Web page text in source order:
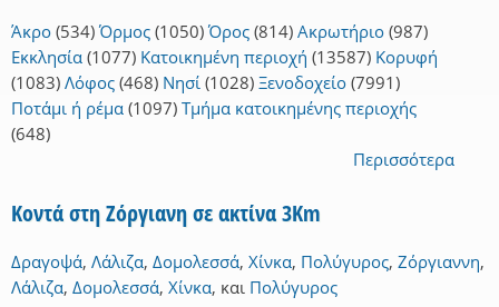
Άκρο (534) Όρμος (1050) Όρος (814) Ακρωτήριο (987)
Εκκλησία (1077) Κατοικημένη περιοχή (13587) Κορυφή
(1083) Λόφος (468) Νησί (1028) Ξενοδοχείο (7991)
Ποτάμι ή ρέμα (1097) Τμήμα κατοικημένης περιοχής
(648)
Περισσότερα
Κοντά στη Ζόργιανη σε ακτίνα 3Km
Δραγοψά, Λάλιζα, Δομολεσσά, Χίνκα, Πολύγυρος, Ζόργιαννη,
Λάλιζα, Δομολεσσά, Χίνκα, και Πολύγυρος